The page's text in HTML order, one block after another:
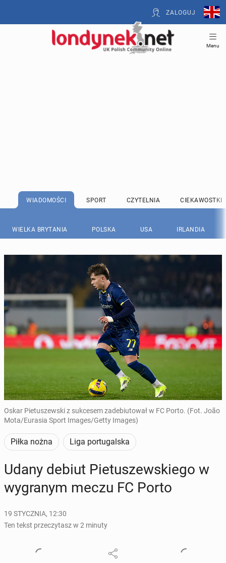
ZALOGUJ
Menu
WIADOMOŚCI SPORT CZYTELNIA CIEKAWOSTKI
WIELKA BRYTANIA POLSKA USA IRLANDIA
Oskar Pietuszewski z sukcesem zadebiutował w FC Porto. (Fot. João
Mota/Eurasia Sport Images/Getty Images)
Piłka nożna Liga portugalska
Udany debiut Pie­tu­szew­skie­go w
wy­gra­nym meczu FC Porto
19 STYCZNIA, 12:30
Ten tekst przeczytasz w 2 minuty